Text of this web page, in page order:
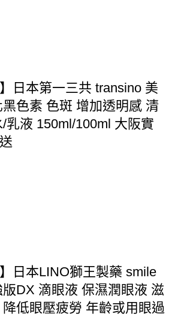
】日本第一三共 transino 美
黑色素 色斑 增加透明感 清
乳液 150ml/100ml 大阪實
】日本LINO獅王製藥 smile
DX 滴眼液 保濕潤眼液 滋
低眼壓疲勞 年齡或用眼過